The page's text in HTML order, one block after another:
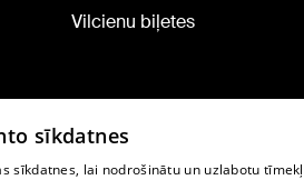
Vilcienu biļetes
sīkdatnes
sīkdatnes, lai nodrošinātu un uzlabotu